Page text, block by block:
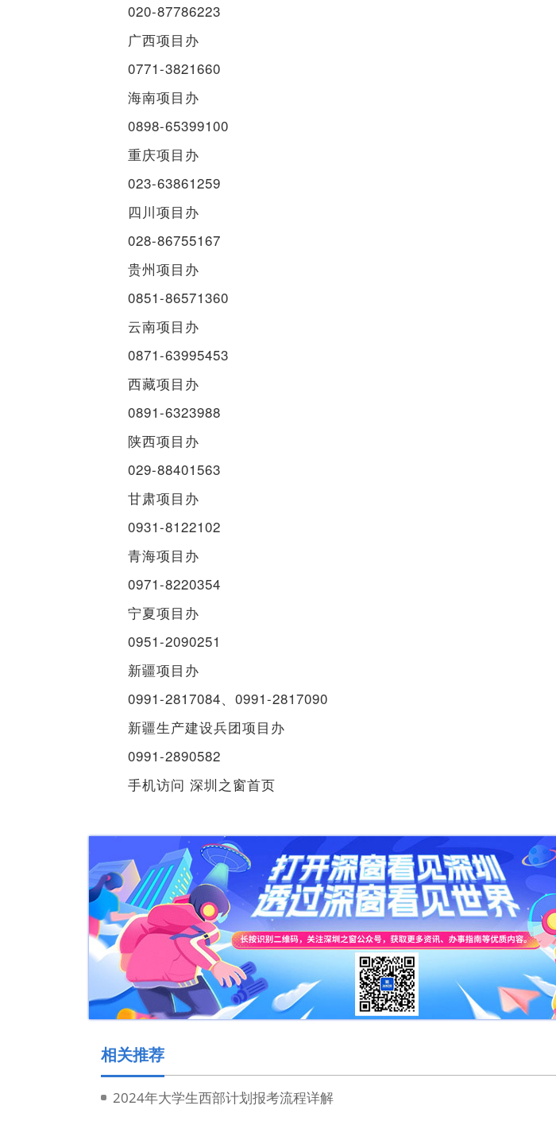
020-87786223
广西项目办
0771-3821660
海南项目办
0898-65399100
重庆项目办
023-63861259
四川项目办
028-86755167
贵州项目办
0851-86571360
云南项目办
0871-63995453
西藏项目办
0891-6323988
陕西项目办
029-88401563
甘肃项目办
0931-8122102
青海项目办
0971-8220354
宁夏项目办
0951-2090251
新疆项目办
0991-2817084、0991-2817090
新疆生产建设兵团项目办
0991-2890582
手机访问 深圳之窗首页
相关推荐
2024年大学生西部计划报考流程详解